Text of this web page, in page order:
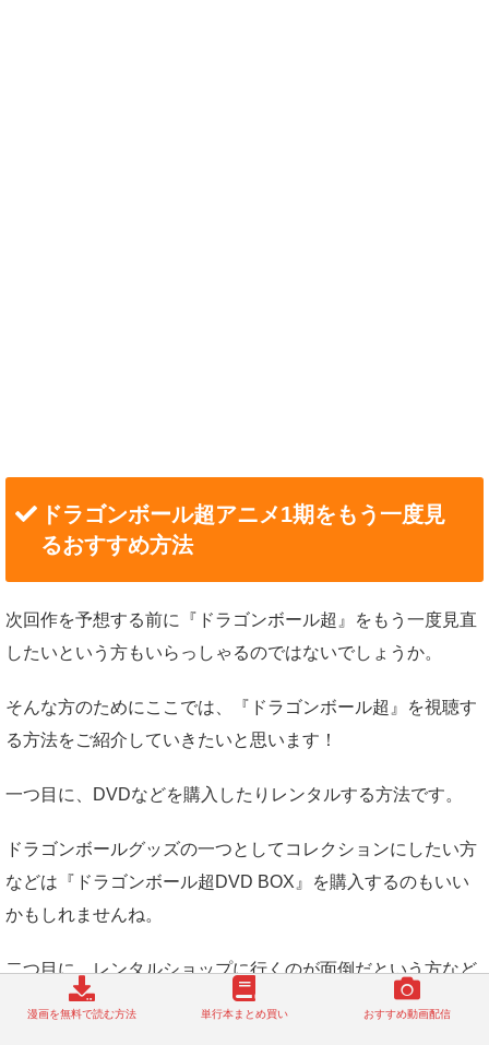
ドラゴンボール超アニメ1期をもう一度見
るおすすめ方法
次回作を予想する前に『ドラゴンボール超』をもう一度見直
したいという方もいらっしゃるのではないでしょうか。
そんな方のためにここでは、『ドラゴンボール超』を視聴す
る方法をご紹介していきたいと思います！
一つ目に、DVDなどを購入したりレンタルする方法です。
ドラゴンボールグッズの一つとしてコレクションにしたい方
などは『ドラゴンボール超DVD BOX』を購入するのもいい
かもしれませんね。
二つ目に、レンタルショップに行くのが面倒だという方など
は、“動画配信”という手がありますよ。
漫画を無料で読む方法 単行本まとめ買い おすすめ動画配信